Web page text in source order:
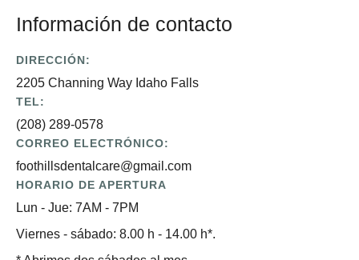
Información de contacto
DIRECCIÓN:
2205 Channing Way Idaho Falls
TEL:
(208) 289-0578
CORREO ELECTRÓNICO:
foothillsdentalcare@gmail.com
HORARIO DE APERTURA
Lun - Jue: 7AM - 7PM
Viernes - sábado: 8.00 h - 14.00 h*.